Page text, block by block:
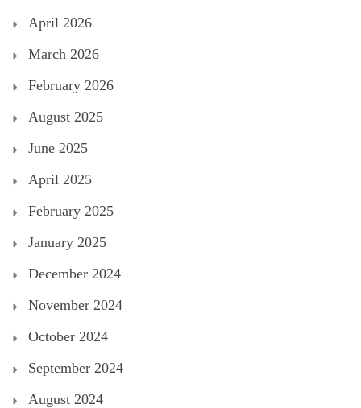
April 2026
March 2026
February 2026
August 2025
June 2025
April 2025
February 2025
January 2025
December 2024
November 2024
October 2024
September 2024
August 2024